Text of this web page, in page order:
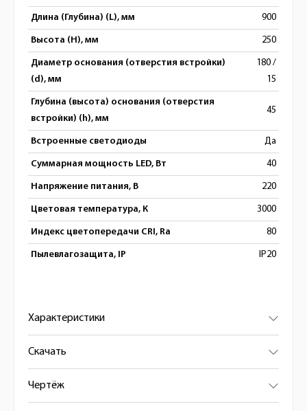
Длина (Глубина) (L), мм 900
Высота (H), мм 250
Диаметр основания (отверстия встройки)
(d), мм
180 /
15
Глубина (высота) основания (отверстия
встройки) (h), мм
45
Встроенные светодиоды Да
Суммарная мощность LED, Вт 40
Напряжение питания, В 220
Цветовая температура, К 3000
Индекс цветопередачи CRI, Ra 80
Пылевлагозащита, IP IP20
Характеристики
Скачать
Чертёж